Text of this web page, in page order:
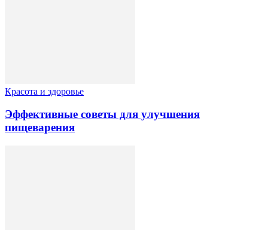
Красота и здоровье
Эффективные советы для улучшения
пищеварения